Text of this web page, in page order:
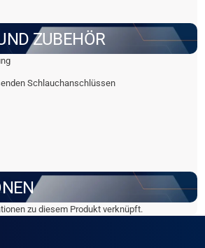
ZUBEHÖR
Schlauchanschlüssen
zu diesem Produkt verknüpft.